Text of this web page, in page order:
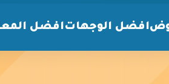
افضل الوجهاتافضل